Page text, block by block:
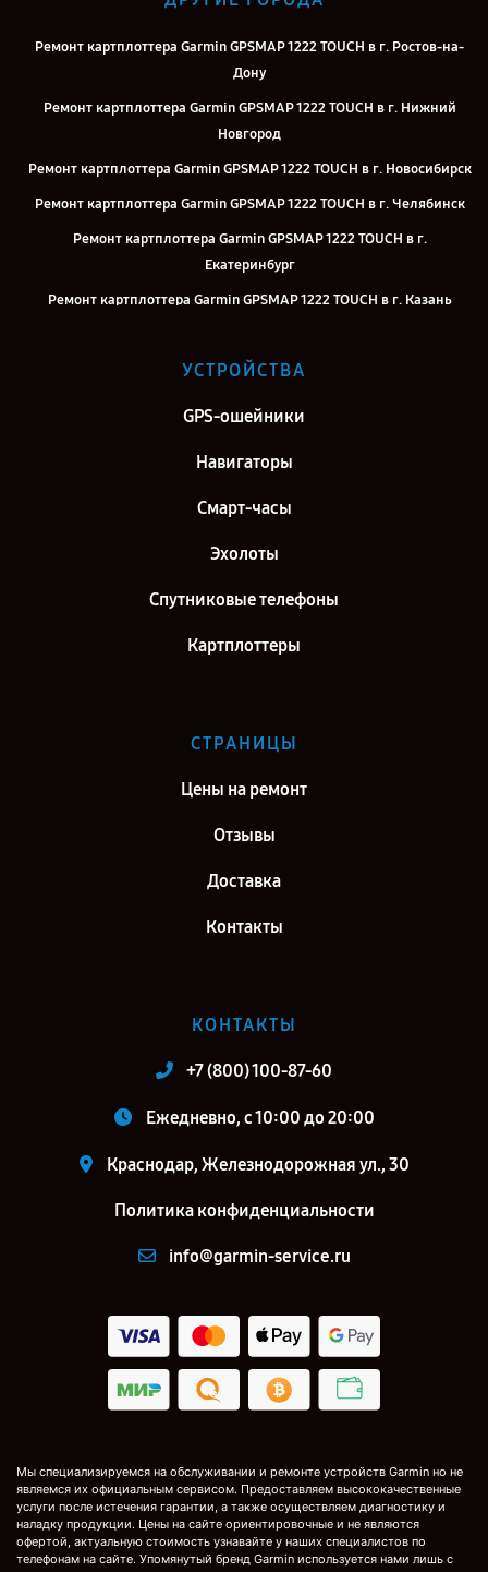
Ремонт картплоттера Garmin GPSMAP 1222 TOUCH в г. Ростов-на-
Дону
Ремонт картплоттера Garmin GPSMAP 1222 TOUCH в г. Нижний
Новгород
Ремонт картплоттера Garmin GPSMAP 1222 TOUCH в г. Новосибирск
Ремонт картплоттера Garmin GPSMAP 1222 TOUCH в г. Челябинск
Ремонт картплоттера Garmin GPSMAP 1222 TOUCH в г.
Екатеринбург
Ремонт картплоттера Garmin GPSMAP 1222 TOUCH в г. Казань
Ремонт картплоттера Garmin GPSMAP 1222 TOUCH в г. Саратов
Ремонт картплоттера Garmin GPSMAP 1222 TOUCH в г. Самара
Ремонт картплоттера Garmin GPSMAP 1222 TOUCH в г. Москва
Ремонт картплоттера Garmin GPSMAP 1222 TOUCH в г. Санкт-
УСТРОЙСТВА
GPS-ошейники
Навигаторы
Смарт-часы
Эхолоты
Спутниковые телефоны
Картплоттеры
СТРАНИЦЫ
Цены на ремонт
Отзывы
Доставка
Контакты
КОНТАКТЫ
+7 (800) 100-87-60
Ежедневно, с 10:00 до 20:00
Краснодар, Железнодорожная ул., 30
Политика конфиденциальности
info@garmin-service.ru
Мы специализируемся на обслуживании и ремонте устройств Garmin но не
являемся их официальным сервисом. Предоставляем высококачественные
услуги после истечения гарантии, а также осуществляем диагностику и
наладку продукции. Цены на сайте ориентировочные и не являются
офертой, актуальную стоимость узнавайте у наших специалистов по
телефонам на сайте. Упомянутый бренд Garmin используется нами лишь с